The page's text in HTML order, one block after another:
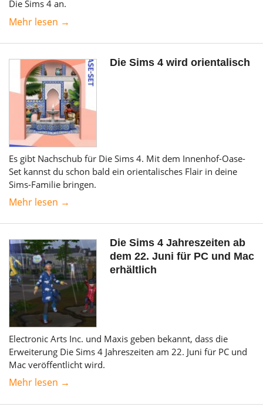
Die Sims 4 an.
Mehr lesen →
Die Sims 4 wird orientalisch
Es gibt Nachschub für Die Sims 4. Mit dem Innenhof-Oase-
Set kannst du schon bald ein orientalisches Flair in deine
Sims-Familie bringen.
Mehr lesen →
Die Sims 4 Jahreszeiten ab
dem 22. Juni für PC und Mac
erhältlich
Electronic Arts Inc. und Maxis geben bekannt, dass die
Erweiterung Die Sims 4 Jahreszeiten am 22. Juni für PC und
Mac veröffentlicht wird.
Mehr lesen →